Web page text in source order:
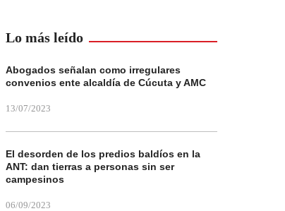
Lo más leído
Abogados señalan como irregulares
convenios ente alcaldía de Cúcuta y AMC
13/07/2023
El desorden de los predios baldíos en la
ANT: dan tierras a personas sin ser
campesinos
06/09/2023